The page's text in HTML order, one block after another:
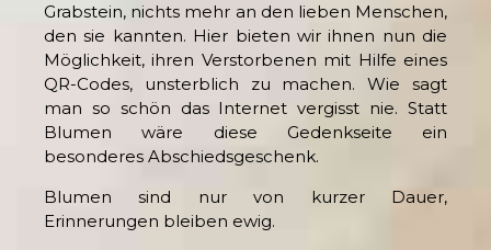
Grabstein, nichts mehr an den lieben Menschen,
den sie kannten. Hier bieten wir ihnen nun die
Möglichkeit, ihren Verstorbenen mit Hilfe eines
QR-Codes, unsterblich zu machen. Wie sagt
man so schön das Internet vergisst nie. Statt
Blumen wäre diese Gedenkseite ein
besonderes Abschiedsgeschenk.
Blumen sind nur von kurzer Dauer,
Erinnerungen bleiben ewig.